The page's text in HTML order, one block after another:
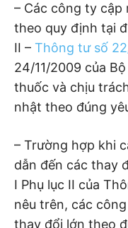
– Các công ty
theo quy định tại
II – Thông tư số
24/11/2009 của
thuốc và chịu
nhật theo đúng
– Trường hợp khi
dẫn đến các thay
I Phụ lục II của
nêu trên, các
thay đổi lớn theo